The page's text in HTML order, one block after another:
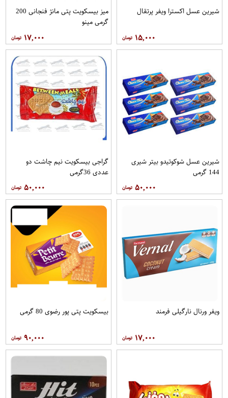
شیرین عسل اکسترا ویفر پرتقال
۱۵,۰۰۰
میز بیسکویت پتی مانژ فنجانی 200
گرمی مینو
۱۷,۰۰۰
شیرین عسل شوکوتیدو بیتر شیری
144 گرمی
۵۰,۰۰۰
گراجی بیسکویت نیم چاشت دو
عددی 36گرمی
۵۰,۰۰۰
ویفر ورنال نارگیلی فرمند
۱۷,۰۰۰
بیسکویت پتی پور رضوی 80 گرمی
۹۰,۰۰۰